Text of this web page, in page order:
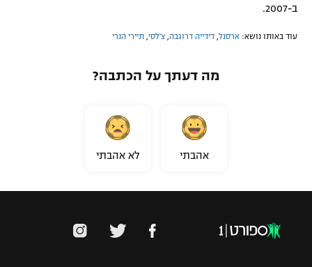
ב-2007.
עוד באותו נושא: ארסנל, דידייה דרוגבה, צ'לסי, תיירי הנרי
מה דעתך על הכתבה?
אהבתי לא אהבתי